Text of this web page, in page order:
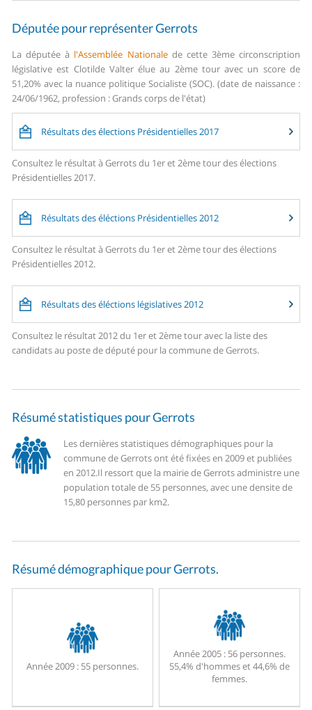
Députée pour représenter Gerrots
La députée à l'Assemblée Nationalede cette 3ème circonscription
législative est Clotilde Valter élue au 2ème tour avec un score de
51,20% avec la nuance politique Socialiste (SOC). (date de naissance :
24/06/1962, profession : Grands corps de l'état)
Résultats des élections Présidentielles 2017
Consultez le résultat à Gerrots du 1er et 2ème tour des élections
Présidentielles 2017.
Résultats des éléctions Présidentielles 2012
Consultez le résultat à Gerrots du 1er et 2ème tour des élections
Présidentielles 2012.
Résultats des éléctions législatives 2012
Consultez le résultat 2012 du 1er et 2ème tour avec la liste des
candidats au poste de député pour la commune de Gerrots.
Résumé statistiques pour Gerrots
Les dernières statistiques démographiques pour la
commune de Gerrots ont été fixées en 2009 et publiées
en 2012.Il ressort que la mairie de Gerrots administre une
population totale de 55 personnes, avec une densite de
15,80 personnes par km2.
Résumé démographique pour Gerrots.
Année 2009 :55 personnes.
Année 2005 :56 personnes.
55,4% d'hommes et 44,6% de
femmes.